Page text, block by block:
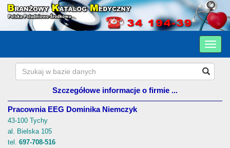
Szczegółowe informacje o firmie ...
Pracownia EEG Dominika Niemczyk
43-100 Tychy
al. Bielska 105
tel. 697-708-516